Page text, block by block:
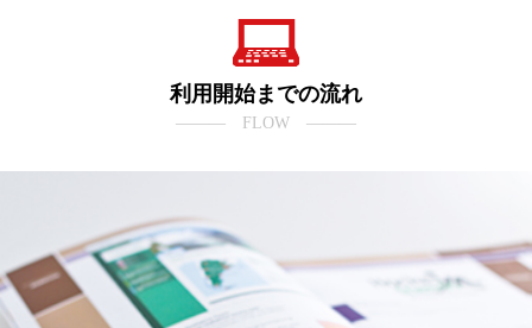
利用開始までの流れ
――― FLOW ―――